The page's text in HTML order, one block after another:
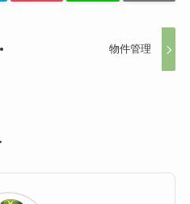
物件管理